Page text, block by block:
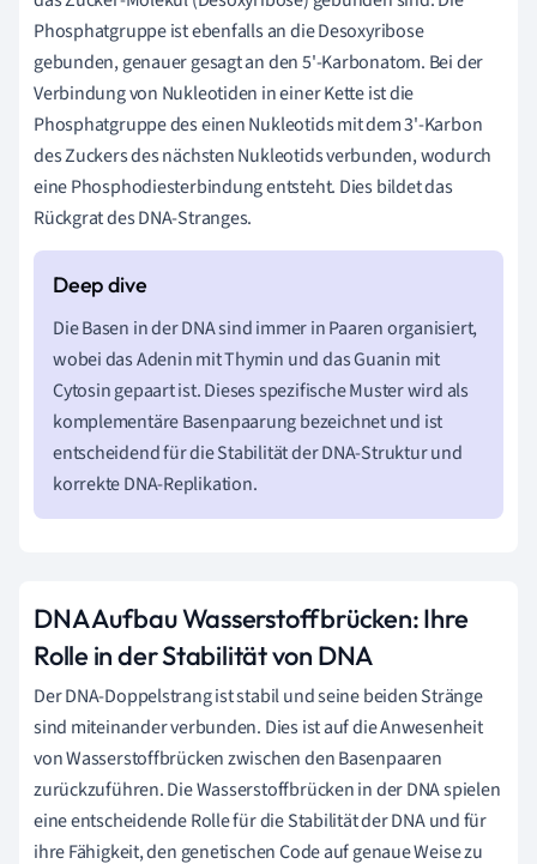
Phosphatgruppe ist ebenfalls an die Desoxyribose
gebunden, genauer gesagt an den 5'-Karbonatom. Bei der
Verbindung von Nukleotiden in einer Kette ist die
Phosphatgruppe des einen Nukleotids mit dem 3'-Karbon
des Zuckers des nächsten Nukleotids verbunden, wodurch
eine Phosphodiesterbindung entsteht. Dies bildet das
Rückgrat des DNA-Stranges.
Die Basen in der DNA sind immer in Paaren organisiert,
wobei das Adenin mit Thymin und das Guanin mit
Cytosin gepaart ist. Dieses spezifische Muster wird als
komplementäre Basenpaarung bezeichnet und ist
entscheidend für die Stabilität der DNA-Struktur und
korrekte DNA-Replikation.
DNA Aufbau Wasserstoffbrücken: Ihre
Rolle in der Stabilität von DNA
Der DNA-Doppelstrang ist stabil und seine beiden Stränge
sind miteinander verbunden. Dies ist auf die Anwesenheit
von Wasserstoffbrücken zwischen den Basenpaaren
zurückzuführen. Die Wasserstoffbrücken in der DNA spielen
eine entscheidende Rolle für die Stabilität der DNA und für
ihre Fähigkeit, den genetischen Code auf genaue Weise zu